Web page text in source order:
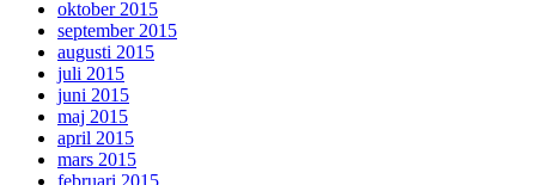
oktober 2015
september 2015
augusti 2015
juli 2015
juni 2015
maj 2015
april 2015
mars 2015